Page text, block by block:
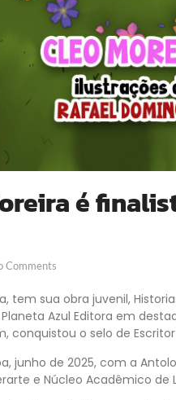
é
Comments
tem sua obra juvenil,
Azul Editora em
conquistou o selo de
junho de 2025, com a
e Núcleo Acadêmico de